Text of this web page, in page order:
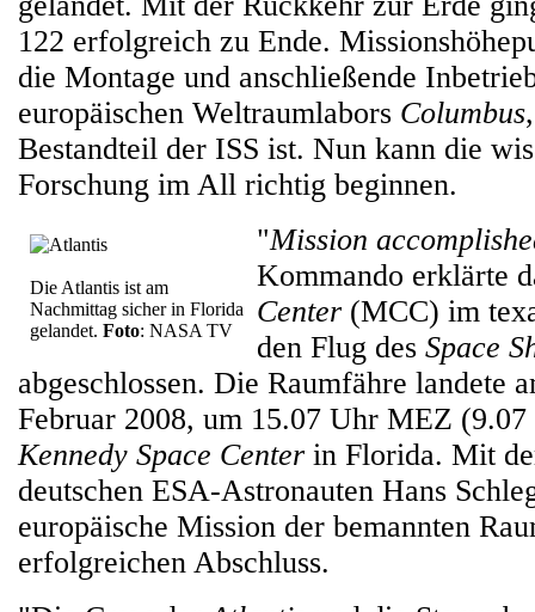
122 erfolgreich zu Ende.
die Montage und anschließende
europäischen Weltraumlabors Columbus
Bestandteil der ISS ist. Nun kann die
Forschung im All richtig beginnen.
Die Atlantis ist am
Nachmittag sicher in Florida
gelandet. Foto: NASA TV
"Mission
Kommando erklärte
Center (MCC) im
den Flug des Space
abgeschlossen. Die Raumfähre landete
Februar 2008, um 15.07 Uhr MEZ
Kennedy Space Center in Florida. Mit
deutschen ESA-Astronauten Hans
europäische Mission der bemannten
erfolgreichen Abschluss.